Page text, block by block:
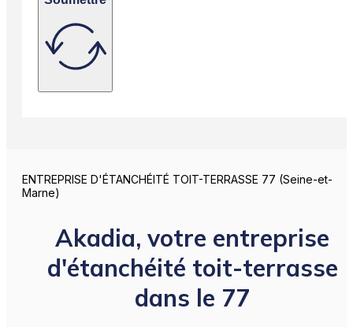
ENTREPRISE D'ÉTANCHÉITÉ TOIT-TERRASSE 77 (Seine-et-
Marne)
Akadia, votre entreprise
d'étanchéité toit-terrasse
dans le 77